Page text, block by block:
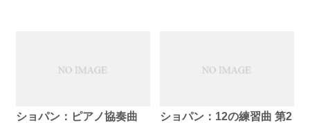
ショパン：ピアノ協奏曲
ショパン：12の練習曲 第2